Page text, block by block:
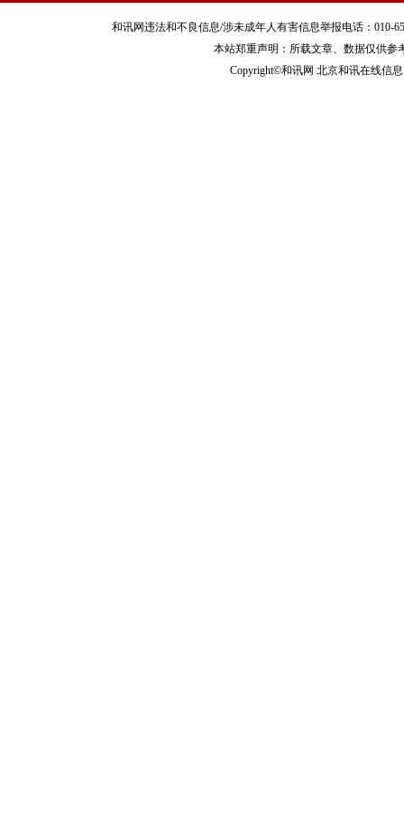
和讯网违法和不良信息/涉未成年人有害信息举报电话：010-
本站郑重声明：所载文章、数据仅供参
Copyright©和讯网 北京和讯在线信